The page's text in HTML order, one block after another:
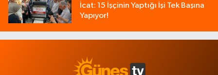
İcat: 15 İşçinin Yaptığı İşi Tek Başına
Yapıyor!